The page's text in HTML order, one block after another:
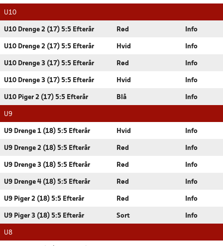
U10
U10 Drenge 2 (17) 5:5 Efterår Rød Info
U10 Drenge 2 (17) 5:5 Efterår Hvid Info
U10 Drenge 3 (17) 5:5 Efterår Rød Info
U10 Drenge 3 (17) 5:5 Efterår Hvid Info
U10 Piger 2 (17) 5:5 Efterår Blå Info
U9
U9 Drenge 1 (18) 5:5 Efterår Hvid Info
U9 Drenge 2 (18) 5:5 Efterår Rød Info
U9 Drenge 3 (18) 5:5 Efterår Rød Info
U9 Drenge 4 (18) 5:5 Efterår Rød Info
U9 Piger 2 (18) 5:5 Efterår Rød Info
U9 Piger 3 (18) 5:5 Efterår Sort Info
U8